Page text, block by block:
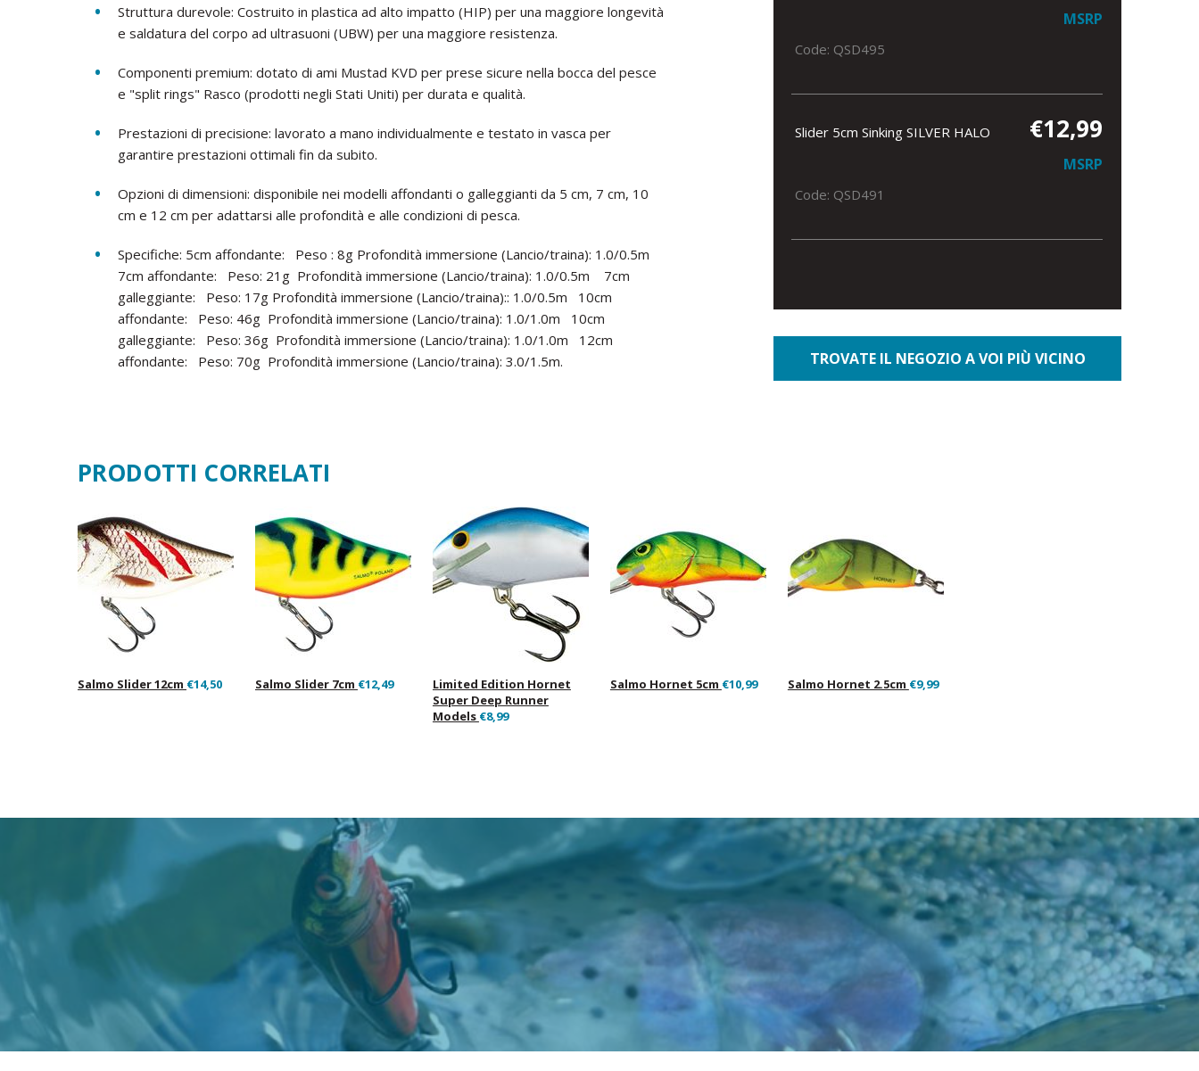
Struttura durevole: Costruito in plastica ad alto impatto (HIP) per una maggiore longevità
e saldatura del corpo ad ultrasuoni (UBW) per una maggiore resistenza.
Componenti premium: dotato di ami Mustad KVD per prese sicure nella bocca del pesce
e "split rings" Rasco (prodotti negli Stati Uniti) per durata e qualità.
Prestazioni di precisione: lavorato a mano individualmente e testato in vasca per
garantire prestazioni ottimali fin da subito.
Opzioni di dimensioni: disponibile nei modelli affondanti o galleggianti da 5 cm, 7 cm, 10
cm e 12 cm per adattarsi alle profondità e alle condizioni di pesca.
Specifiche: 5cm affondante: Peso : 8g Profondità immersione (Lancio/traina): 1.0/0.5m
7cm affondante: Peso: 21g Profondità immersione (Lancio/traina): 1.0/0.5m 7cm
galleggiante: Peso: 17g Profondità immersione (Lancio/traina):: 1.0/0.5m 10cm
affondante: Peso: 46g Profondità immersione (Lancio/traina): 1.0/1.0m 10cm
galleggiante: Peso: 36g Profondità immersione (Lancio/traina): 1.0/1.0m 12cm
affondante: Peso: 70g Profondità immersione (Lancio/traina): 3.0/1.5m.
MSRP
Code: QSD495
Slider 5cm Sinking SILVER HALO €12,99
MSRP
Code: QSD491
TROVATE IL NEGOZIO A VOI PIÙ VICINO
PRODOTTI CORRELATI
Salmo Slider 12cm €14,50 Salmo Slider 7cm €12,49
Limited Edition Hornet
Super Deep Runner
Models €8,99
Salmo Hornet 5cm €10,99 Salmo Hornet 2.5cm €9,99